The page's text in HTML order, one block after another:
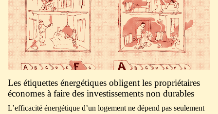
Les étiquettes énergétiques obligent les propriétaires
économes à faire des investissements non durables
L’efficacité énergétique d’un logement ne dépend pas seulement